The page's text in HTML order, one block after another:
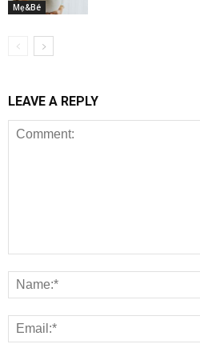
Mẹ&Bé
LEAVE A REPLY